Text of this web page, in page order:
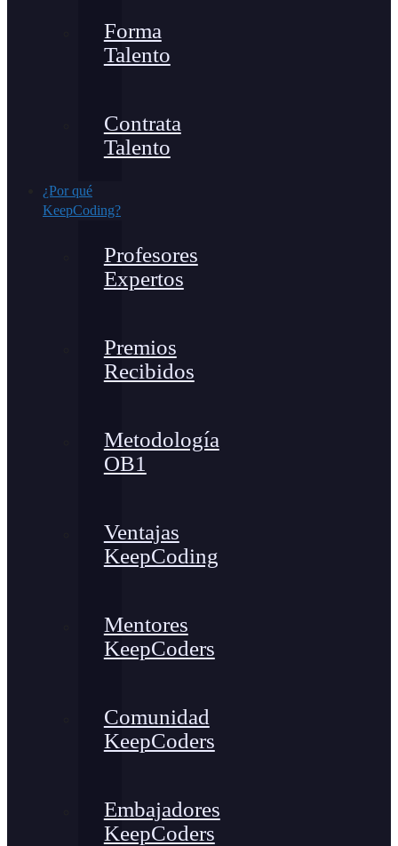
Forma
Talento
Contrata
Talento
¿Por qué
KeepCoding?
Profesores
Expertos
Premios
Recibidos
Metodología
OB1
Ventajas
KeepCoding
Mentores
KeepCoders
Comunidad
KeepCoders
Embajadores
KeepCoders